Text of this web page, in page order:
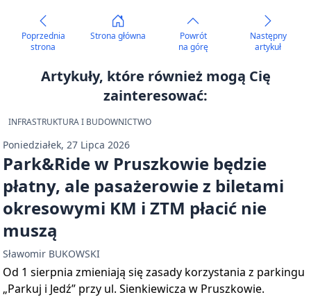
Poprzednia
strona
Strona główna
Powrót
na górę
Następny
artykuł
Artykuły, które również mogą Cię
zainteresować:
INFRASTRUKTURA I BUDOWNICTWO
Poniedziałek, 27 Lipca 2026
Park&Ride w Pruszkowie będzie
płatny, ale pasażerowie z biletami
okresowymi KM i ZTM płacić nie
muszą
Sławomir BUKOWSKI
Od 1 sierpnia zmieniają się zasady korzystania z parkingu
„Parkuj i Jedź” przy ul. Sienkiewicza w Pruszkowie.